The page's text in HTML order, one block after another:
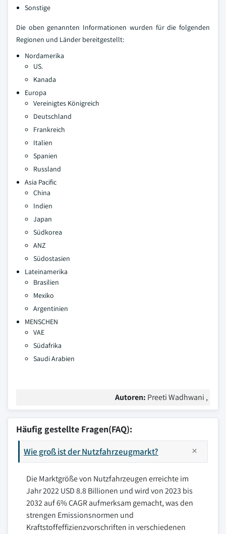
Sonstige
Die oben genannten Informationen wurden für die folgenden
Regionen und Länder bereitgestellt:
Nordamerika
US.
Kanada
Europa
Vereinigtes Königreich
Deutschland
Frankreich
Italien
Spanien
Russland
Asia Pacific
China
Indien
Japan
Südkorea
ANZ
Südostasien
Lateinamerika
Brasilien
Mexiko
Argentinien
MENSCHEN
VAE
Südafrika
Saudi Arabien
Autoren: Preeti Wadhwani ,
Häufig gestellte Fragen(FAQ):
Wie groß ist der Nutzfahrzeugmarkt?
Die Marktgröße von Nutzfahrzeugen erreichte im
Jahr 2022 USD 8.8 Billionen und wird von 2023 bis
2032 auf 6% CAGR aufmerksam gemacht, was den
strengen Emissionsnormen und
Kraftstoffeffizienzvorschriften in verschiedenen